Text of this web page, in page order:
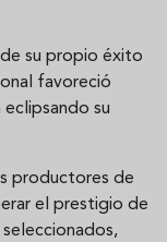
su propio éxito
favoreció
su
productores de
el prestigio de